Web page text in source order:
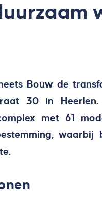
Bouw de
30 in Heerlen.
met 61
waarbij